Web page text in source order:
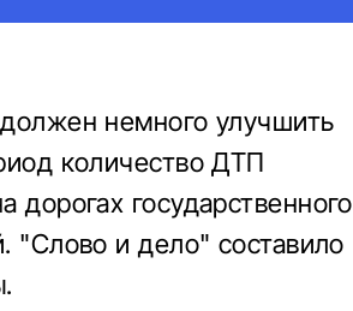
немного улучшить
количество ДТП
дорогах государственного
"Слово и дело" составило